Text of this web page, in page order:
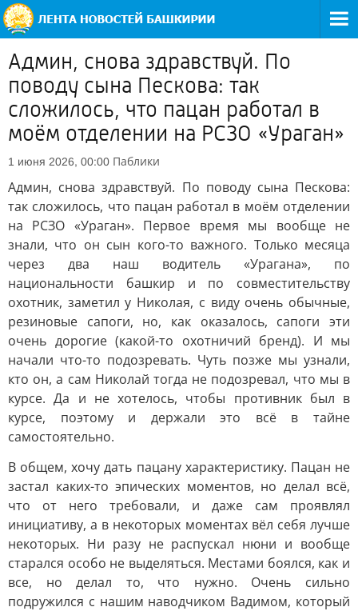
Админ, снова здравствуй. По
поводу сына Пескова: так
сложилось, что пацан работал в
моём отделении на РСЗО «Ураган»
1 июня 2026, 00:00 Паблики
Админ, снова здравствуй. По поводу сына Пескова:
так сложилось, что пацан работал в моём отделении
на РСЗО «Ураган». Первое время мы вообще не
знали, что он сын кого-то важного. Только месяца
через два наш водитель «Урагана», по
национальности башкир и по совместительству
охотник, заметил у Николая, с виду очень обычные,
резиновые сапоги, но, как оказалось, сапоги эти
очень дорогие (какой-то охотничий бренд). И мы
начали что-то подозревать. Чуть позже мы узнали,
кто он, а сам Николай тогда не подозревал, что мы в
курсе. Да и не хотелось, чтобы противник был в
курсе, поэтому и держали это всё в тайне
самостоятельно.
В общем, хочу дать пацану характеристику. Пацан не
застал каких-то эпических моментов, но делал всё,
что от него требовали, и даже сам проявлял
инициативу, а в некоторых моментах вёл себя лучше
некоторых. Ни разу не распускал нюни и вообще
старался особо не выделяться. Местами боялся, как и
все, но делал то, что нужно. Очень сильно
подружился с нашим наводчиком Вадимом, который